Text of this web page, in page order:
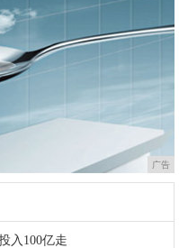
广告
入100亿走